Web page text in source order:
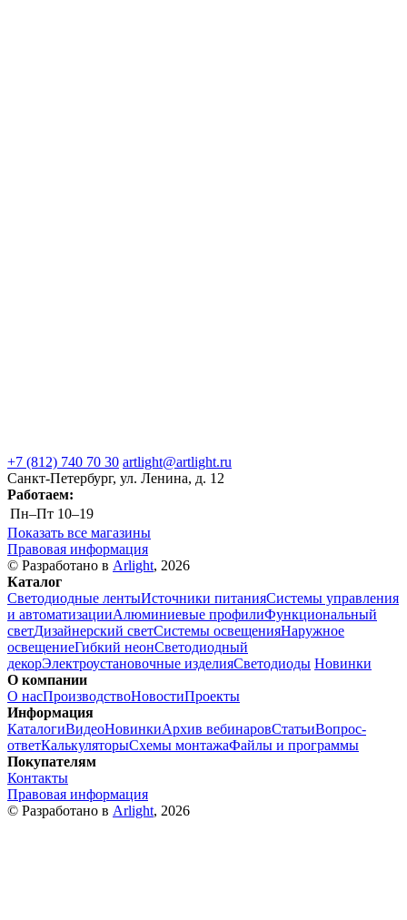
+7 (812) 740 70 30 artlight@artlight.ru
Санкт-Петербург, ул. Ленина, д. 12
Работаем:
Пн–Пт 10–19
Показать все магазины
Правовая информация
© Разработано в Arlight, 2026
Каталог
Светодиодные лентыИсточники питанияСистемы управления
и автоматизацииАлюминиевые профилиФункциональный
светДизайнерский светСистемы освещенияНаружное
освещениеГибкий неонСветодиодный
декорЭлектроустановочные изделияСветодиоды Новинки
О компании
О насПроизводствоНовостиПроекты
Информация
КаталогиВидеоНовинкиАрхив вебинаровСтатьиВопрос-
ответКалькуляторыСхемы монтажаФайлы и программы
Покупателям
Контакты
Правовая информация
© Разработано в Arlight, 2026